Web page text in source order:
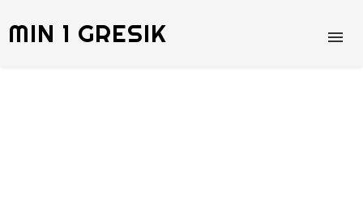
MIN 1 GRESIK